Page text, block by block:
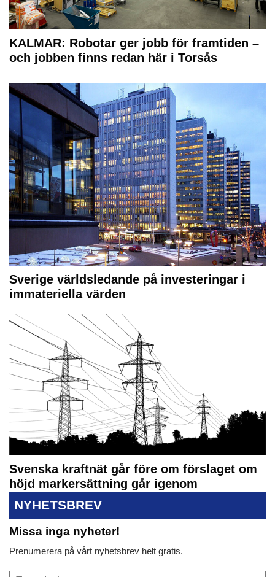
KALMAR: Robotar ger jobb för framtiden –
och jobben finns redan här i Torsås
Sverige världsledande på investeringar i
immateriella värden
Svenska kraftnät går före om förslaget om
höjd markersättning går igenom
NYHETSBREV
Missa inga nyheter!
Prenumerera på vårt nyhetsbrev helt gratis.